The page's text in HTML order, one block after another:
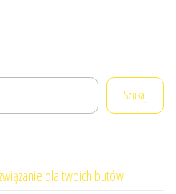
Szukaj
dla twoich butów